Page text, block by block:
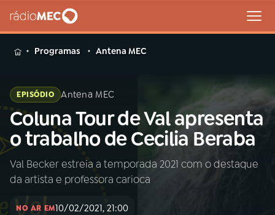
MENU
Buscar
na
Rádio
MEC
Buscar
Início
Programas Antena MEC
EPISÓDIO Antena MEC
Coluna Tour de Val apresenta
o trabalho de Cecilia Beraba
Val Becker estreia a temporada 2021 com o destaque
da artista e professora carioca
NO AR EM10/02/2021, 21:00